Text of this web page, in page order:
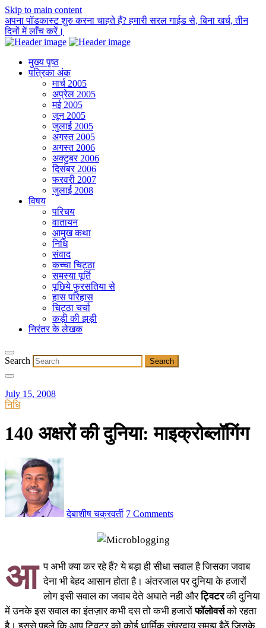
Skip to main content
अपना पॉडकास्ट शुरु करना चाहते हैं? हमारी सरल गाईड से, बिना खर्च, तीन
दिनों में लाँच करें।
मुख्य पृष्ठ
पत्रिका अंक
मार्च 2005
अप्रेल 2005
मई 2005
जून 2005
जुलाई 2005
अगस्त 2005
अगस्त 2006
अक्टुबर 2006
दिसंबर 2006
फरवरी 2007
जुलाई 2008
विषय
परिचय
वातायन
आमुख कथा
निधि
संवाद
कच्चा चिट्ठा
समस्या पूर्ति
पूछिये फुरसतिया से
हास परिहास
चिट्ठा चर्चा
कड़ी की झड़ी
निरंतर के लेखक
Search
July 15, 2008
निधि
140 अक्षरों की दुनिया: माइक्रोब्लॉगिंग
देबाशीष चक्रवर्ती 7 Comments
आ प अभी क्या कर रहे हैं? ये बड़ा ही सीधा सवाल है जिसका जवाब
देना भी बेहद आसान होता है। अंतरजाल पर दुनिया के हजारों
लोग इसी सवाल का जवाब देते अघाते नही औरट्विटरकी दुनिया
में उनके इस सवाल का इंतज़ार कभी दस तो कभी हजारोंफॉलोवर्सको रहता